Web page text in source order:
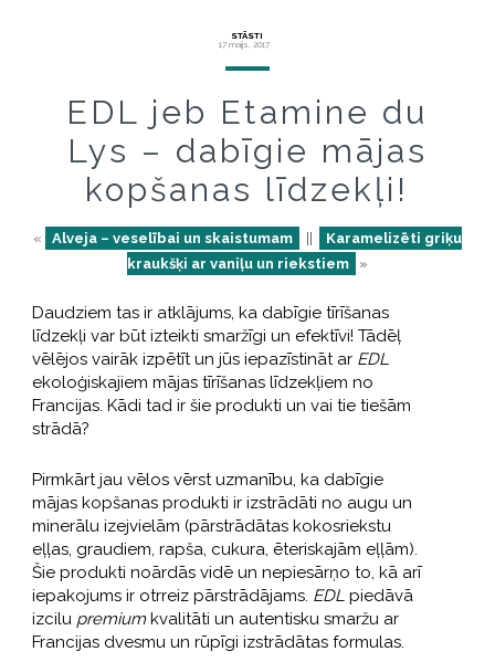
STĀSTI
17 maijs, 2017
EDL jeb Etamine du
Lys – dabīgie mājas
kopšanas līdzekļi!
« Alveja – veselībai un skaistumam
Karamelizēti griķu
kraukšķi ar vaniļu un riekstiem
»
Daudziem tas ir atklājums, ka dabīgie tīrīšanas
līdzekļi var būt izteikti smaržīgi un efektīvi! Tādēļ
vēlējos vairāk izpētīt un jūs iepazīstināt ar EDL
ekoloģiskajiem mājas tīrīšanas līdzekļiem no
Francijas. Kādi tad ir šie produkti un vai tie tiešām
strādā?
Pirmkārt jau vēlos vērst uzmanību, ka dabīgie
mājas kopšanas produkti ir izstrādāti no augu un
minerālu izejvielām (pārstrādātas kokosriekstu
eļļas, graudiem, rapša, cukura, ēteriskajām eļļām).
Šie produkti noārdās vidē un nepiesārņo to, kā arī
iepakojums ir otrreiz pārstrādājams. EDLpiedāvā
izcilupremium kvalitāti un autentisku smaržu ar
Francijas dvesmu un rūpīgi izstrādātas formulas.